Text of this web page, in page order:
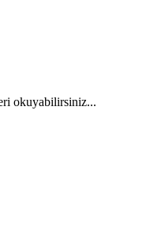
okuyabilirsiniz...